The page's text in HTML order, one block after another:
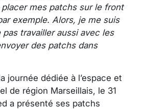
placer mes patchs sur le front
exemple. Alors, je me suis
travailler aussi avec les
des patchs dans
journée dédiée à l’espace et
de région Marseillais, le 31
a présenté ses patchs